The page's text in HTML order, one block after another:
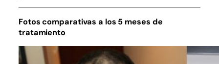
Fotos comparativas a los 5 meses de
tratamiento